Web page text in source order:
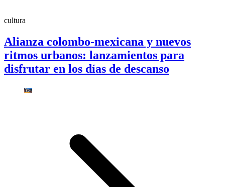
cultura
Alianza colombo-mexicana y nuevos
ritmos urbanos: lanzamientos para
disfrutar en los días de descanso